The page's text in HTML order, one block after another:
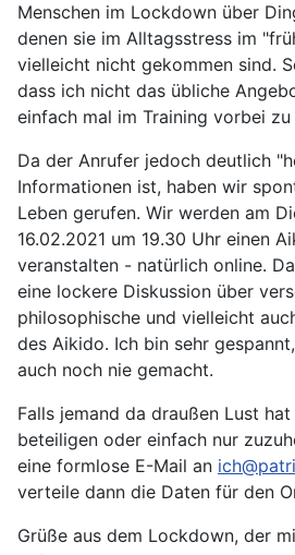
Menschen im Lockdown über
denen sie im Alltagsstress im
vielleicht nicht gekommen sind.
dass ich nicht das übliche
einfach mal im Training vorbei zu
Da der Anrufer jedoch deutlich
Informationen ist, haben wir
Leben gerufen. Wir werden am
16.02.2021 um 19.30 Uhr einen
veranstalten - natürlich online.
eine lockere Diskussion über
philosophische und vielleicht
des Aikido. Ich bin sehr
auch noch nie gemacht.
Falls jemand da draußen Lust
beteiligen oder einfach nur
eine formlose E-Mail an
verteile dann die Daten für den
Grüße aus dem Lockdown, der